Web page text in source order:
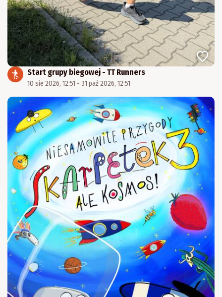
Start grupy biegowej - TT Runners
10 sie 2026, 12:51 - 31 paź 2026, 12:51